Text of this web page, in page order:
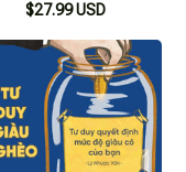
$27.99 USD